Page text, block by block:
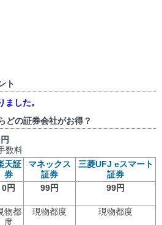
ト
ました。
どの証券会社がお得？
数料
天証
券
マネックス
証券
三菱UFJ eスマート
証券
0円 99円 99円
物都
度
現物都度 現物都度